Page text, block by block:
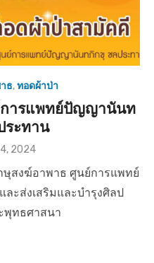
ธ,ทอดผ้าป่า
ารแพทย์ปัญญานันท
ะทาน
2024
สงฆ์อาพาธ ศูนย์การแพทย์
ะส่งเสริมและบำรุงศิลป
พุทธศาสนา